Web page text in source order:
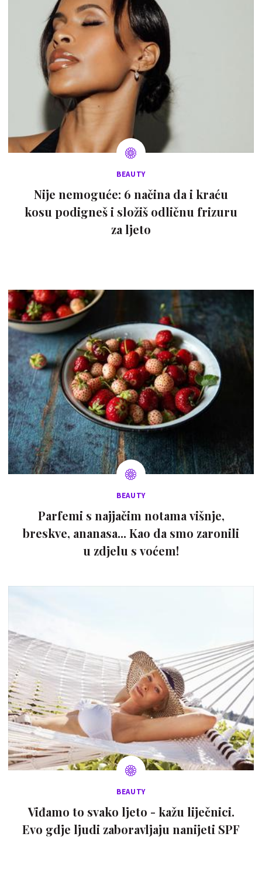
BEAUTY
Nije nemoguće: 6 načina da i kraću
kosu podigneš i složiš odličnu frizuru
za ljeto
BEAUTY
Parfemi s najjačim notama višnje,
breskve, ananasa... Kao da smo zaronili
u zdjelu s voćem!
BEAUTY
Viđamo to svako ljeto - kažu liječnici.
Evo gdje ljudi zaboravljaju nanijeti SPF